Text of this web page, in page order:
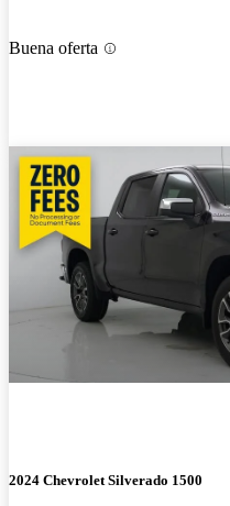
Buena oferta
2024 Chevrolet Silverado 1500